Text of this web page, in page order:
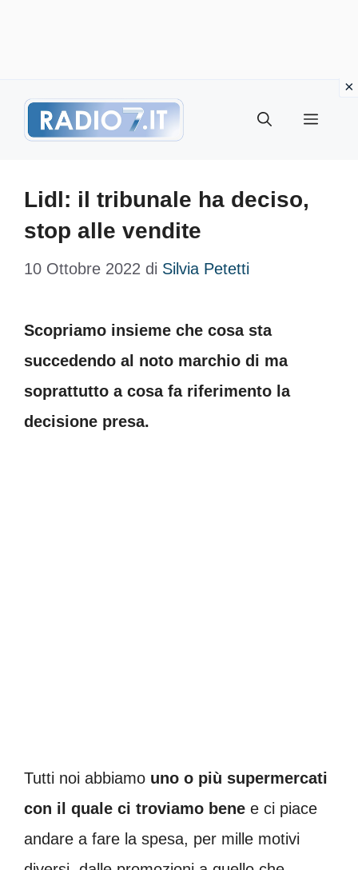
Menu
Lidl: il tribunale ha deciso,
stop alle vendite
10 Ottobre 2022 di Silvia Petetti
Scopriamo insieme che cosa sta
succedendo al noto marchio di ma
soprattutto a cosa fa riferimento la
decisione presa.
Tutti noi abbiamo uno o più supermercati
con il quale ci troviamo bene e ci piace
andare a fare la spesa, per mille motivi